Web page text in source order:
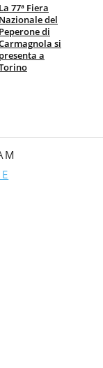
La 77ª Fiera
Nazionale del
Peperone di
si
presenta a